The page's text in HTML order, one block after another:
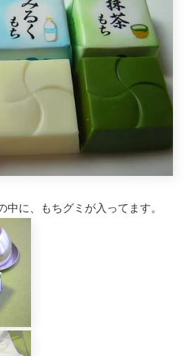
中に、もちグミが入ってます。